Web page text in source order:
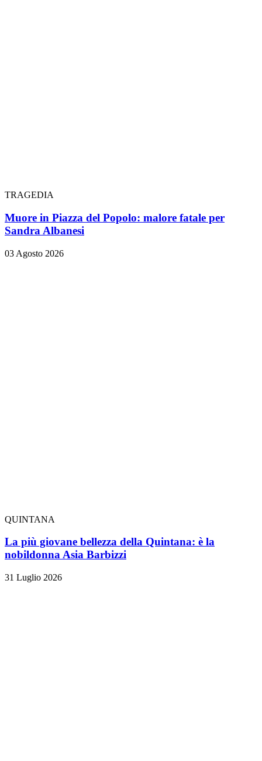
TRAGEDIA
Muore in Piazza del Popolo: malore fatale per
Sandra Albanesi
03 Agosto 2026
QUINTANA
La più giovane bellezza della Quintana: è la
nobildonna Asia Barbizzi
31 Luglio 2026